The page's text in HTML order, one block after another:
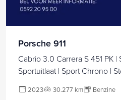
Porsche 911
Cabrio 3.0 Carrera S 451 PK
Sportuitlaat | Sport Chrono |
PTV Plus, Kl. 3 & 5 alarm,
2023 30.277 km Benzine